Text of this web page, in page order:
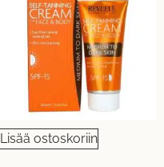
Lisää ostoskoriin